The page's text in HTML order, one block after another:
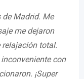
de Madrid. Me
me dejaron
relajación total.
con
¡Super